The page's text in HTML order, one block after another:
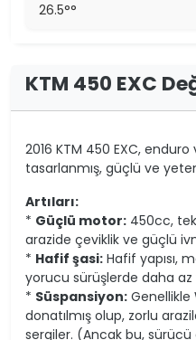
26.5°°
KTM 450 EXC
2016 KTM 450 EXC,
tasarlanmış, güçlü ve
Artıları:
* Güçlü motor: 450cc,
arazide çeviklik ve güçlü
* Hafif şasi: Hafif yapısı,
yorucu sürüşlerde daha az
* Süspansiyon: Genellikle
donatılmış olup, zorlu
sergiler. (Ancak bu, sürücü